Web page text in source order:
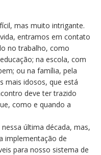
mas muito intrigante.
entramos em contato
no trabalho, como
na escola, com
ou na família, pela
mais idosos, que está
deve ter trazido
como e quando a
última década, mas,
implementação de
para nosso sistema de